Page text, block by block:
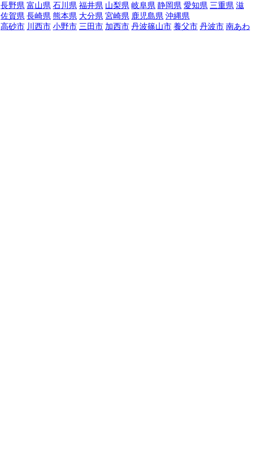
長野県 富山県 石川県 福井県 山梨県 岐阜県 静岡県 愛知県 三重県 滋
佐賀県 長崎県 熊本県 大分県 宮崎県 鹿児島県 沖縄県
高砂市 川西市 小野市 三田市 加西市 丹波篠山市 養父市 丹波市 南あわ